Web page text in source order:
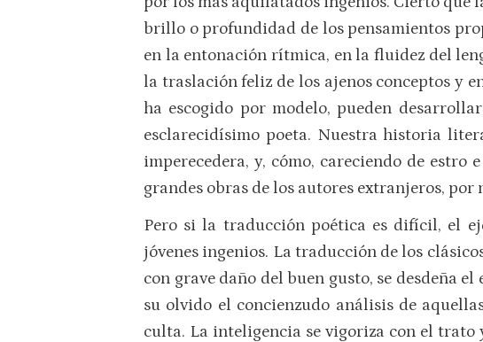
brillo o profundidad de los pensamientos
en la entonación rítmica, en la fluidez del
la traslación feliz de los ajenos conceptos y
ha escogido por modelo, pueden
esclarecidísimo poeta. Nuestra historia
imperecedera, y, cómo, careciendo de
grandes obras de los autores extranjeros,
Pero si la traducción poética es difícil, el
jóvenes ingenios. La traducción de los
con grave daño del buen gusto, se desdeña
su olvido el concienzudo análisis de
culta. La inteligencia se vigoriza con el trato